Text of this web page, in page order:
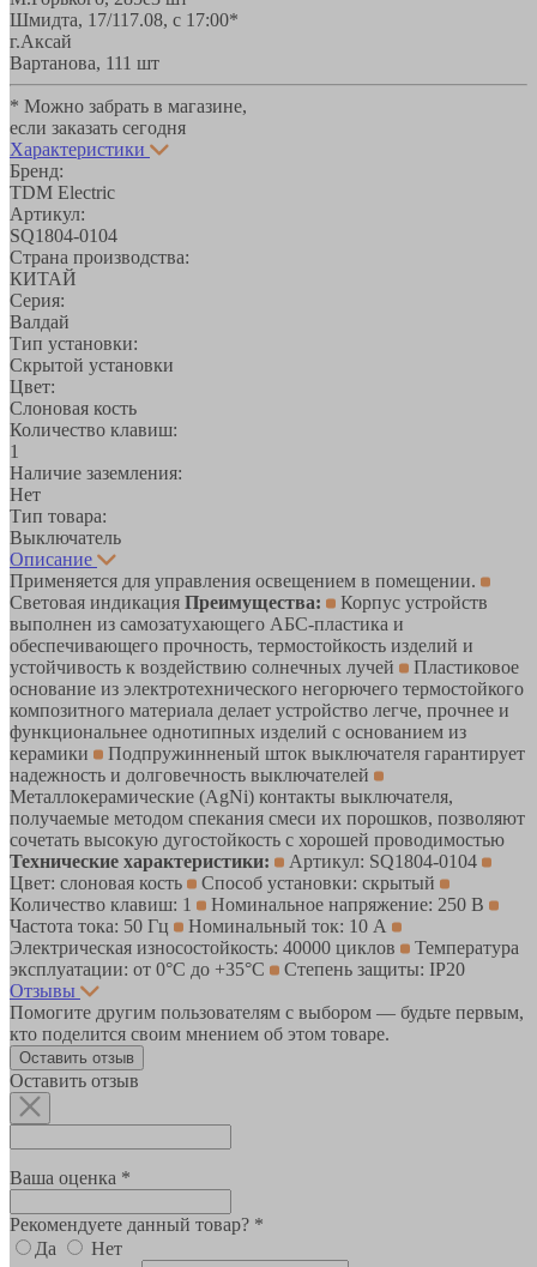
Шмидта, 17/117.08, с 17:00*
г.Аксай
Вартанова, 111 шт
* Можно забрать в магазине,
если заказать сегодня
Характеристики
Бренд:
TDM Electric
Артикул:
SQ1804-0104
Страна производства:
КИТАЙ
Серия:
Валдай
Тип установки:
Скрытой установки
Цвет:
Слоновая кость
Количество клавиш:
1
Наличие заземления:
Нет
Тип товара:
Выключатель
Описание
Применяется для управления освещением в помещении.
Световая индикация Преимущества:
Корпус устройств
выполнен из самозатухающего АБС-пластика и
обеспечивающего прочность, термостойкость изделий и
устойчивость к воздействию солнечных лучей
Пластиковое
основание из электротехнического негорючего термостойкого
композитного материала делает устройство легче, прочнее и
функциональнее однотипных изделий с основанием из
керамики
Подпружинненый шток выключателя гарантирует
надежность и долговечность выключателей
Металлокерамические (AgNi) контакты выключателя,
получаемые методом спекания смеси их порошков, позволяют
сочетать высокую дугостойкость с хорошей проводимостью
Технические характеристики:
Артикул: SQ1804-0104
Цвет: слоновая кость
Способ установки: скрытый
Количество клавиш: 1
Номинальное напряжение: 250 В
Частота тока: 50 Гц
Номинальный ток: 10 А
Электрическая износостойкость: 40000 циклов
Температура
эксплуатации: от 0°С до +35°С
Степень защиты: IP20
Отзывы
Помогите другим пользователям с выбором — будьте первым,
кто поделится своим мнением об этом товаре.
Оставить отзыв
Оставить отзыв
Ваша оценка *
Рекомендуете данный товар? *
Да
Нет